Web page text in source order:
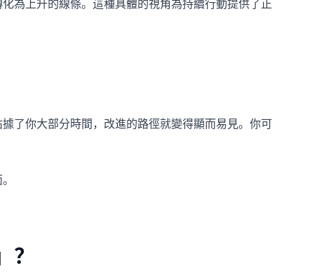
為上升的線條。這種具體的視角為持續行動提供了正
了你大部分時間，改進的路徑就變得顯而易見。你可